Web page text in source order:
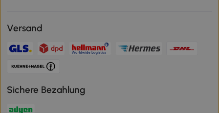
Versand
Sichere Bezahlung